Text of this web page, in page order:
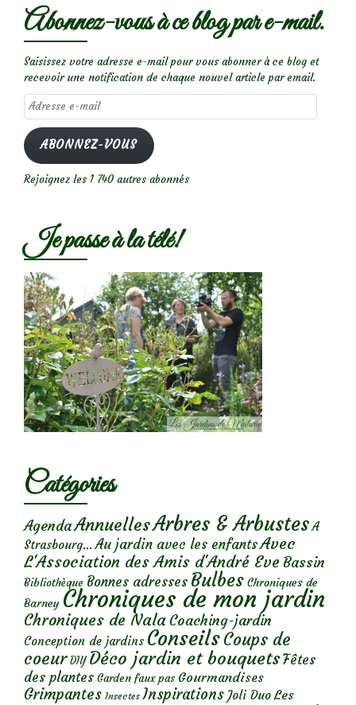
Abonnez-vous à ce blog par e-mail.
Saisissez votre adresse e-mail pour vous abonner à ce blog et
recevoir une notification de chaque nouvel article par email.
Adresse
e-
mail
ABONNEZ-VOUS
Rejoignez les 1 740 autres abonnés
Je passe à la télé!
Catégories
AgendaAnnuellesArbres & Arbustes A
Strasbourg... Au jardin avec les enfantsAvec
L'Association des Amis d'André Eve Bassin
Bibliothèque Bonnes adresses Bulbes Chroniques de
Barney Chroniques de mon jardin
Chroniques de Nala Coaching-jardin
Conception de jardins ConseilsCoups de
coeur DIY Déco jardin et bouquetsFêtes
des plantes Garden faux pas Gourmandises
Grimpantes Insectes Inspirations Joli Duo Les